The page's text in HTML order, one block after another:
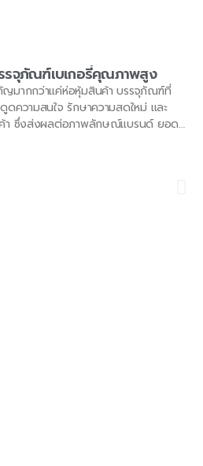
รจุภัณฑ์เบเกอรี่คุณภาพสูง
ญมากกว่าแค่ห่อหุ้มสินค้า บรรจุภัณฑ์ที่
ความสนใจ รักษาความสดใหม่ และ
า ซึ่งส่งผลต่อภาพลักษณ์แบรนด์ ยอด
จ: บรรจุภัณฑ์ที่สะดุดตา มีสีสัน และ